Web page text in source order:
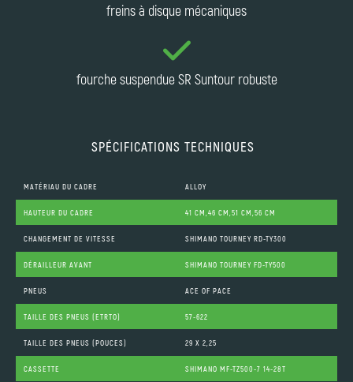
freins à disque mécaniques
fourche suspendue SR Suntour robuste
SPÉCIFICATIONS TECHNIQUES
MATÉRIAU DU CADRE ALLOY
HAUTEUR DU CADRE 41 CM,46 CM,51 CM,56 CM
CHANGEMENT DE VITESSE SHIMANO TOURNEY RD-TY300
DÉRAILLEUR AVANT SHIMANO TOURNEY FD-TY500
PNEUS ACE OF PACE
TAILLE DES PNEUS (ETRTO) 57-622
TAILLE DES PNEUS (POUCES) 29 X 2,25
CASSETTE SHIMANO MF-TZ500-7 14-28T